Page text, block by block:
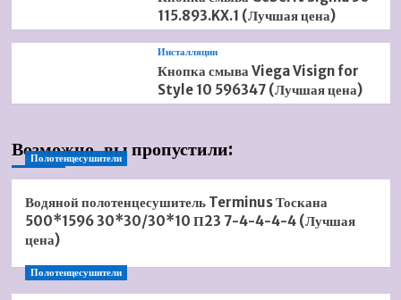
115.893.KX.1 (Лучшая цена)
Инсталляции
Кнопка смыва Viega Visign for
Style 10 596347 (Лучшая цена)
Возможно, вы пропустили:
Полотенцесушители
Водяной полотенцесушитель Terminus Тоскана
500*1596 30*30/30*10 П23 7-4-4-4-4 (Лучшая
цена)
Полотенцесушители